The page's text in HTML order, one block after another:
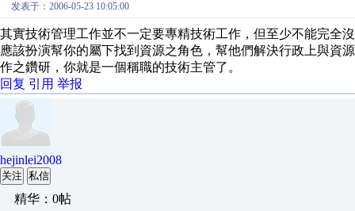
发表于：2006-05-23 10:05:00
其實技術管理工作並不一定要專精技術工作，但至少不能完全
應該扮演幫你的屬下找到資源之角色，幫他們解決行政上與資
作之鑽研，你就是一個稱職的技術主管了。
回复 引用 举报
hejinlei2008
关注 私信
精华：0帖